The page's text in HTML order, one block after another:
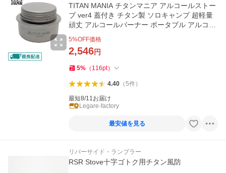
TITAN MANIA チタンマニア アルコールストー
ブ ver4 蓋付き チタン製 ソロキャンプ 超軽量
頑丈 アルコールバーナー ポータブル アルコー
5%OFF価格
2,546円
5% （ 116pt）
4.40（5件）
最短8/11お届け
Legare-factory
最安値を見る
リバーサイド・ランブラー
RSR Stove十字ゴトク用チタン風防